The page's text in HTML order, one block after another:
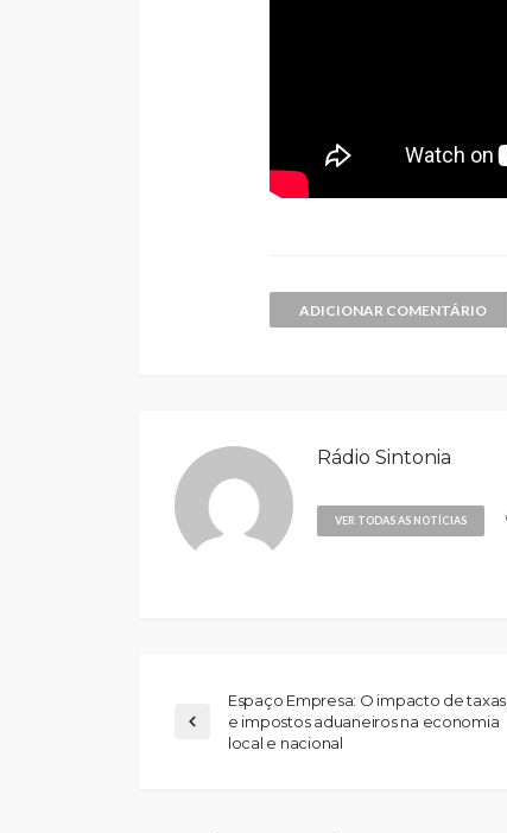
ADICIONAR COMENTÁRIO
Rádio Sintonia
VER TODAS AS NOTÍCIAS
Espaço Empresa: O impacto de taxas
e impostos aduaneiros na economia
local e nacional